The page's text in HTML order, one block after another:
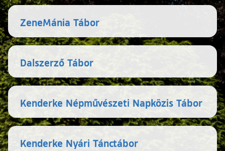
ZeneMánia Tábor
Dalszerző Tábor
Kenderke Népművészeti Napközis Tábor
Kenderke Nyári Tánctábor